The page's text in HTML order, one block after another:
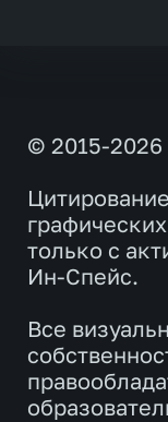
© 2015-
только с
Ин-Спейс.
Все